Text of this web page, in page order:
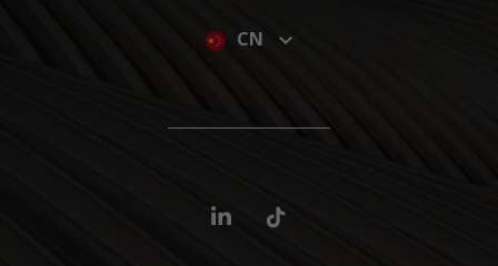
CN